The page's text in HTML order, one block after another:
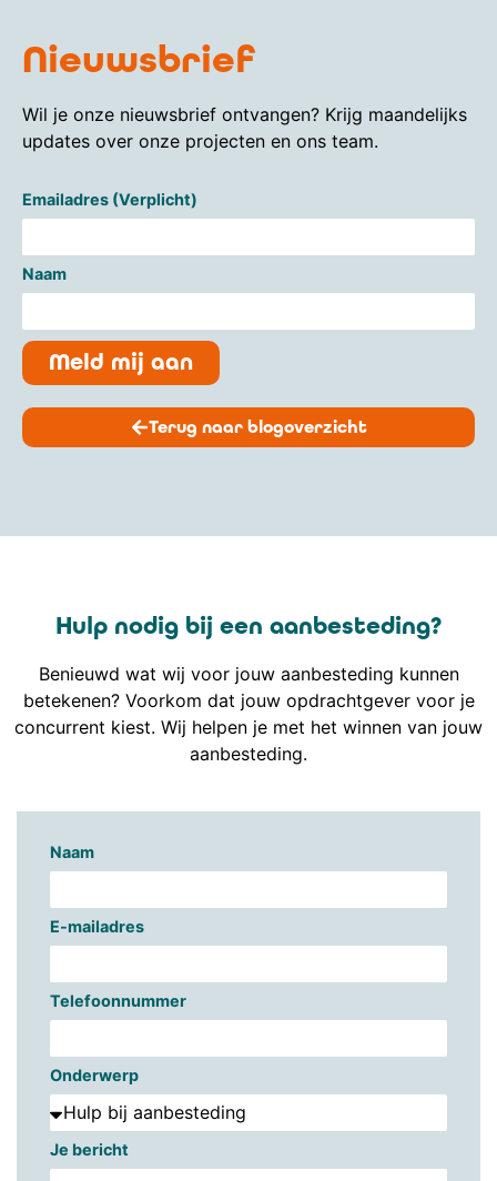
Terug naar blogoverzicht
Nieuwsbrief
Wil je onze nieuwsbrief ontvangen? Krijg maandelijks
updates over onze projecten en ons team.
Emailadres (Verplicht)
Naam
Meld mij aan
Hulp nodig bij een aanbesteding?
Benieuwd wat wij voor jouw aanbesteding kunnen
betekenen? Voorkom dat jouw opdrachtgever voor je
concurrent kiest. Wij helpen je met het winnen van jouw
aanbesteding.
Naam
E-mailadres
Telefoonnummer
Onderwerp
Je bericht